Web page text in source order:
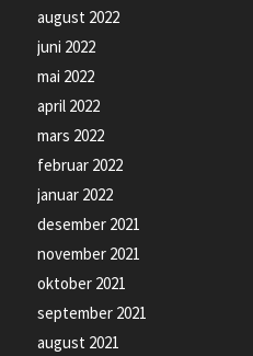
august 2022
juni 2022
mai 2022
april 2022
mars 2022
februar 2022
januar 2022
desember 2021
november 2021
oktober 2021
september 2021
august 2021